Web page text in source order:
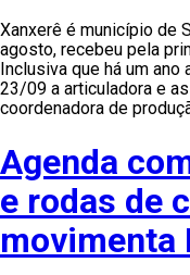
Xanxerê é município de
agosto, recebeu pela
Inclusiva que há um ano
23/09 a articuladora e
coordenadora de
Agenda
e rodas de
movimenta